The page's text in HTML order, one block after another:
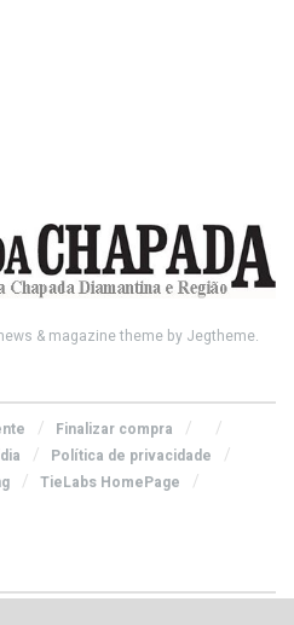
& magazine theme by Jegtheme.
Finalizar compra
Política de privacidade
TieLabs HomePage